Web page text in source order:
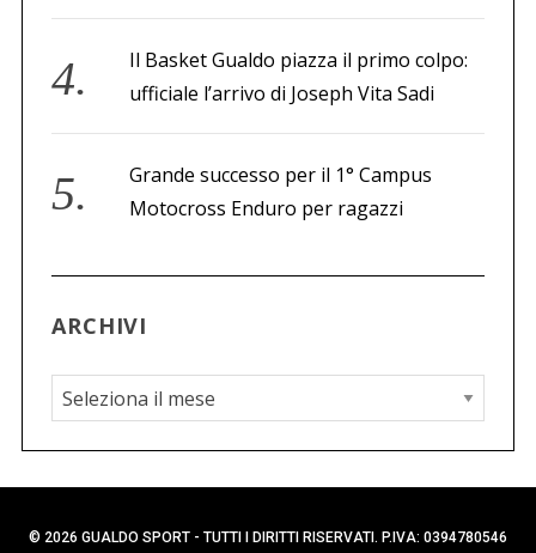
Il Basket Gualdo piazza il primo colpo:
ufficiale l’arrivo di Joseph Vita Sadi
Grande successo per il 1° Campus
Motocross Enduro per ragazzi
ARCHIVI
A
r
c
h
i
© 2026 GUALDO SPORT - TUTTI I DIRITTI RISERVATI. P.IVA: 0394780546